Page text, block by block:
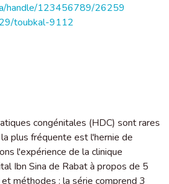
handle/123456789/26259
toubkal-9112
congénitales (HDC) sont rares
plus fréquente est l'hernie de
l'expérience de la clinique
Ibn Sina de Rabat à propos de 5
méthodes : la série comprend 3